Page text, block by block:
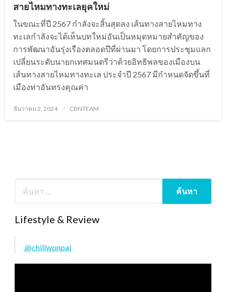
สายไหมทางทะเลยุคใหม่
ในขณะที่ปี 2567 กำลังจะสิ้นสุดลง เส้นทางสายไหมทาง
ทะเลกำลังจะได้เห็นบทใหม่อันเป็นหมุดหมายสำคัญของ
การพัฒนาอันรุ่งเรืองตลอดปีที่ผ่านมา โดยการประชุมแลก
เปลี่ยนระดับนายกเทศมนตรีว่าด้วยอิทธิพลของเมืองบน
เส้นทางสายไหมทางทะเล ประจำปี 2567 มีกำหนดจัดขึ้นที่
เมืองท่าอันทรงคุณค่า
Posted
ธันวาคม 2, 2024 CBNTEAM
Lifestyle & Review
@chillwonpai